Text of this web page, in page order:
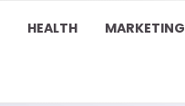
HEALTH MARKETING